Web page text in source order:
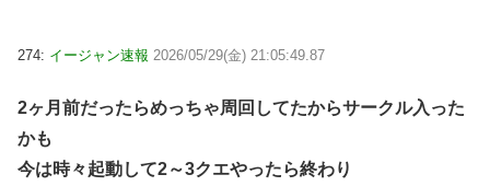
274: イージャン速報 2026/05/29(金) 21:05:49.87
2ヶ月前だったらめっちゃ周回してたからサークル入った
かも
今は時々起動して2～3クエやったら終わり